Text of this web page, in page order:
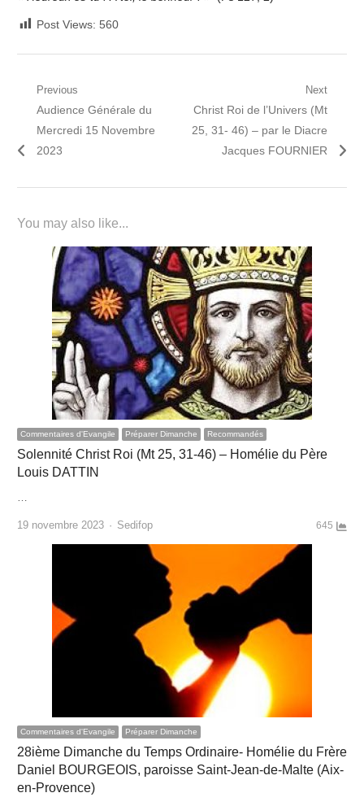
Post Views: 560
Navigation
l’article
Previous
Previous
post:
Audience Générale du
Mercredi 15 Novembre
2023
Next
Next
post:
Christ Roi de l’Univers (Mt
25, 31- 46) – par le Diacre
Jacques FOURNIER
You may also like...
Commentaires d'Evangile Préparer Dimanche Recommandés
Solennité Christ Roi (Mt 25, 31-46) – Homélie du Père
Louis DATTIN
19 novembre 2023 Author
Sedifop 645
Commentaires d'Evangile Préparer Dimanche
28ième Dimanche du Temps Ordinaire- Homélie du Frère
Daniel BOURGEOIS, paroisse Saint-Jean-de-Malte (Aix-
en-Provence)